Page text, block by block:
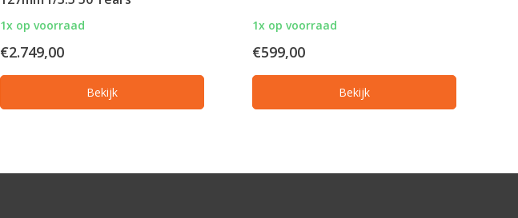
1x op voorraad
€2.749,00
Bekijk
1x op voorraad
€599,00
Bekijk